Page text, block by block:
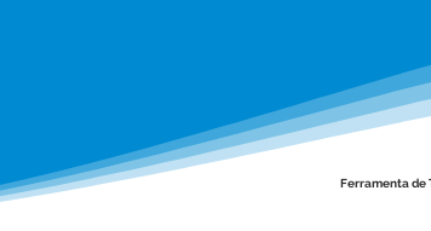
Ferramenta de